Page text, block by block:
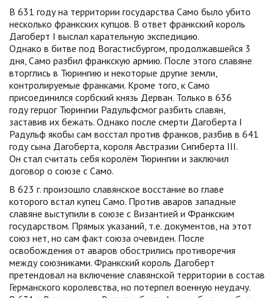
В 631 году на территории государства Само было убито
несколько франкских купцов. В ответ франкский король
Дагоберт I выслал карательную экспедицию.
Однако в битве под Вогастисбургом, продолжавшейся 3
дня, Само разбил франкскую армию. После этого славяне
вторглись в Тюрингию и некоторые другие земли,
контролируемые франками. Кроме того, к Само
присоединился сорбский князь Дерван. Только в 636
году герцог Тюрингии Радульфсмог разбить славян,
заставив их бежать. Однако после смерти Дагоберта I
Радульф якобы сам восстал против франков, разбив в 641
году сына Дагоберта, короля Австразии Сигиберта III.
Он стал считать себя королём Тюрингии и заключил
договор о союзе с Само.
В 623 г. произошло славянское восстание во главе
которого встал купец Само. Против аваров западные
славяне выступили в союзе с Византией и Франкским
государством. Прямых указаний, т.е. документов, на этот
союз нет, но сам факт союза очевиден. После
освобождения от аваров обострились противоречия
между союзниками. Франкский король Дагоберт
претендовал на включение славянской территории в состав
Германского королевства, но потерпел военную неудачу.